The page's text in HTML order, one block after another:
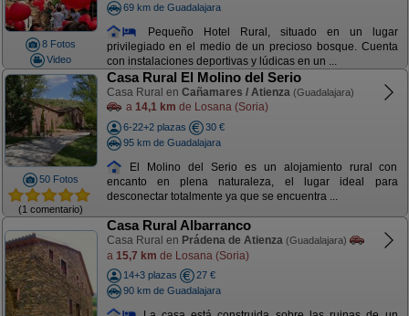
8 Fotos
Video
69 km de Guadalajara
Pequeño Hotel Rural, situado en un lugar
privilegiado en el medio de un precioso bosque. Cuenta
con instalaciones deportivas y lúdicas en un ...
50 Fotos
(1 comentario)
Casa Rural El Molino del Serio
Casa Rural en Cañamares / Atienza (Guadalajara)
a 14,1 km de Losana (Soria)
6-22+2 plazas
30 €
95 km de Guadalajara
El Molino del Serio es un alojamiento rural con
encanto en plena naturaleza, el lugar ideal para
desconectar totalmente ya que se encuentra ...
Casa Rural Albarranco
Casa Rural en Prádena de Atienza (Guadalajara)
a 15,7 km de Losana (Soria)
14+3 plazas
27 €
90 km de Guadalajara